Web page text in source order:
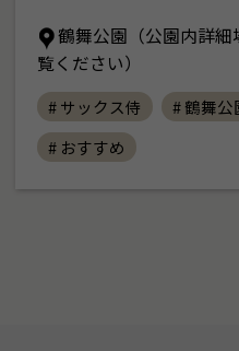
鶴舞公園（公園内詳
覧ください）
# サックス侍 # 鶴舞公
# おすすめ